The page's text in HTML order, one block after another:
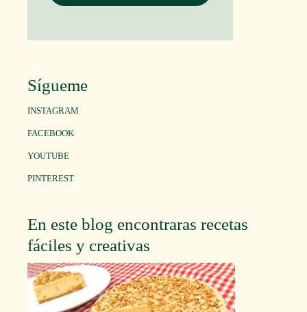
Sígueme
INSTAGRAM
FACEBOOK
YOUTUBE
PINTEREST
En este blog encontraras recetas
fáciles y creativas